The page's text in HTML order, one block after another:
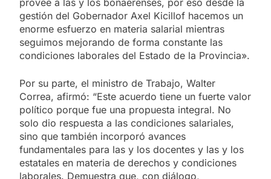
provee a las y los bonaerenses, por eso desde la
gestión del Gobernador Axel Kicillof hacemos un
enorme esfuerzo en materia salarial mientras
seguimos mejorando de forma constante las
condiciones laborales del Estado de la Provincia».
Por su parte, el ministro de Trabajo, Walter
Correa, afirmó: “Este acuerdo tiene un fuerte valor
político porque fue una propuesta integral. No
solo dio respuesta a las condiciones salariales,
sino que también incorporó avances
fundamentales para las y los docentes y las y los
estatales en materia de derechos y condiciones
laborales. Demuestra que, con diálogo,